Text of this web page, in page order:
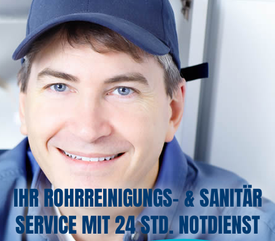
IHR ROHRREINIGUNGS- & SANITÄR
SERVICE MIT 24 STD. NOTDIENST